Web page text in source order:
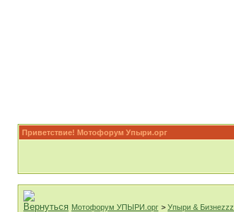
Приветствие! Мотофорум Упыри.орг
Мотофорум УПЫРИ.орг > Упыри & Бизнеzzz